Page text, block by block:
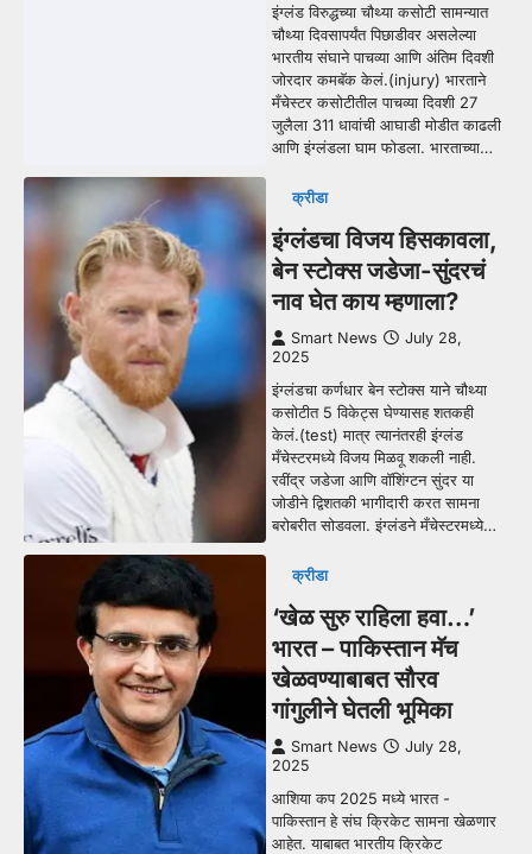
इंग्लंड विरुद्धच्या चौथ्या कसोटी सामन्यात
चौथ्या दिवसापर्यंत पिछाडीवर असलेल्या
भारतीय संघाने पाचव्या आणि अंतिम दिवशी
जोरदार कमबॅक केलं.(injury) भारताने
मँचेस्टर कसोटीतील पाचव्या दिवशी 27
जुलैला 311 धावांची आघाडी मोडीत काढली
आणि इंग्लंडला घाम फोडला. भारताच्या…
क्रीडा
इंग्लंडचा विजय हिसकावला,
बेन स्टोक्स जडेजा-सुंदरचं
नाव घेत काय म्हणाला?
Smart News
July 28,
2025
इंग्लंडचा कर्णधार बेन स्टोक्स याने चौथ्या
कसोटीत 5 विकेट्स घेण्यासह शतकही
केलं.(test) मात्र त्यानंतरही इंग्लंड
मँचेस्टरमध्ये विजय मिळवू शकली नाही.
रवींद्र जडेजा आणि वॉशिंग्टन सुंदर या
जोडीने द्विशतकी भागीदारी करत सामना
बरोबरीत सोडवला. इंग्लंडने मँचेस्टरमध्ये…
क्रीडा
‘खेळ सुरु राहिला हवा…’
भारत – पाकिस्तान मॅच
खेळवण्याबाबत सौरव
गांगुलीने घेतली भूमिका
Smart News
July 28,
2025
आशिया कप 2025 मध्ये भारत -
पाकिस्तान हे संघ क्रिकेट सामना खेळणार
आहेत. याबाबत भारतीय क्रिकेट